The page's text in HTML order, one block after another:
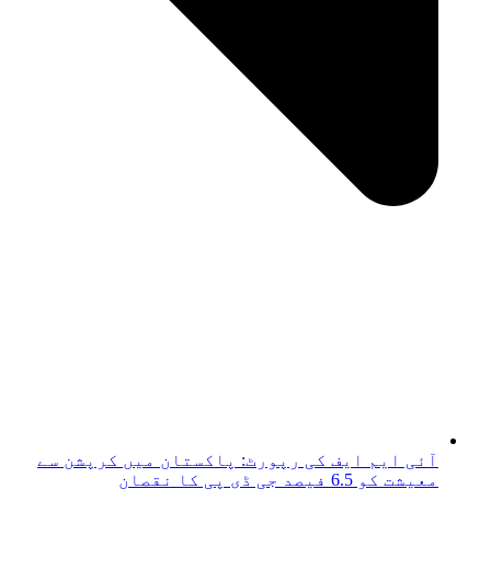
آئی ایم ایف کی رپورٹ: پاکستان میں کرپشن سے
معیشت کو 6.5 فیصد جی ڈی پی کا نقصان